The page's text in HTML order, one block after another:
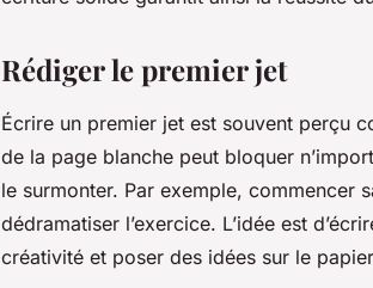
Rédiger le premier jet
Écrire un premier jet est souvent perçu
de la page blanche peut bloquer
le surmonter. Par exemple, commencer
dédramatiser l’exercice. L’idée est
créativité et poser des idées sur le